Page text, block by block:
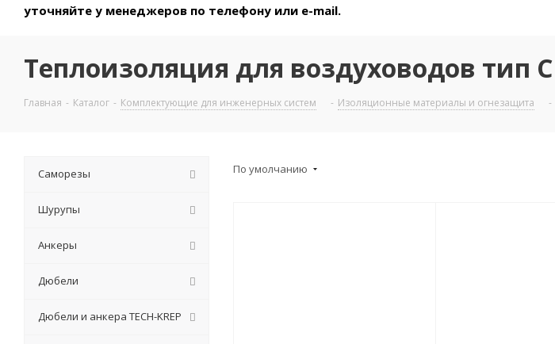
уточняйте у менеджеров по телефону или e-mail.
Теплоизоляция для воздуховодов тип С
Главная - Каталог - Комплектующие для инженерных систем - Изоляционные материалы и огнезащита -
По умолчанию
Саморезы
Шурупы
Анкеры
Дюбели
Дюбели и анкера TECH-KREP